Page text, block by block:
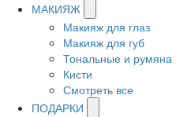
МАКИЯЖ
Макияж для глаз
Макияж для губ
Тональные и румяна
Кисти
Смотреть все
ПОДАРКИ